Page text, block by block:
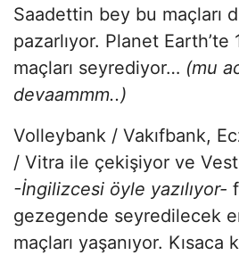
Saadettin bey bu maçları
pazarlıyor. Planet Earth’te
maçları seyrediyor… (mu
devaammm..)
Volleybank / Vakıfbank,
/ Vitra ile çekişiyor ve
-İngilizcesi öyle yazılıyor-
gezegende seyredilecek
maçları yaşanıyor. Kısaca